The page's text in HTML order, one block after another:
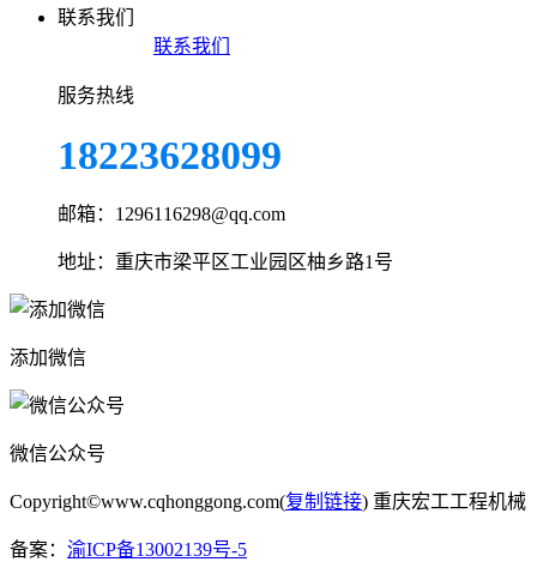
联系我们
联系我们
服务热线
18223628099
邮箱：1296116298@qq.com
地址：重庆市梁平区工业园区柚乡路1号
添加微信
微信公众号
Copyright©www.cqhonggong.com(复制链接) 重庆宏工工程机械
备案： 渝ICP备13002139号-5